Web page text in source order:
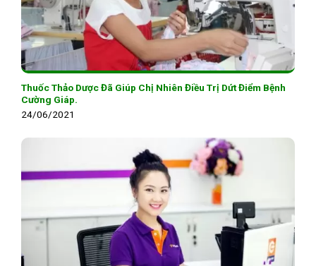
Thuốc Thảo Dược Đã Giúp Chị Nhiên Điều Trị Dứt Điểm Bệnh
Cường Giáp.
24/06/2021